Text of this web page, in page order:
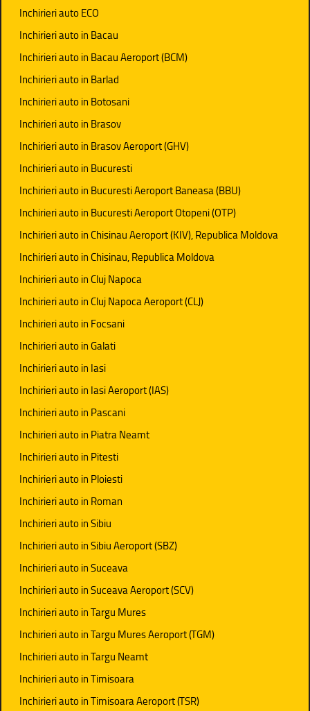
Inchirieri auto ECO
Inchirieri auto in Bacau
Inchirieri auto in Bacau Aeroport (BCM)
Inchirieri auto in Barlad
Inchirieri auto in Botosani
Inchirieri auto in Brasov
Inchirieri auto in Brasov Aeroport (GHV)
Inchirieri auto in Bucuresti
Inchirieri auto in Bucuresti Aeroport Baneasa (BBU)
Inchirieri auto in Bucuresti Aeroport Otopeni (OTP)
Inchirieri auto in Chisinau Aeroport (KIV), Republica Moldova
Inchirieri auto in Chisinau, Republica Moldova
Inchirieri auto in Cluj Napoca
Inchirieri auto in Cluj Napoca Aeroport (CLJ)
Inchirieri auto in Focsani
Inchirieri auto in Galati
Inchirieri auto in Iasi
Inchirieri auto in Iasi Aeroport (IAS)
Inchirieri auto in Pascani
Inchirieri auto in Piatra Neamt
Inchirieri auto in Pitesti
Inchirieri auto in Ploiesti
Inchirieri auto in Roman
Inchirieri auto in Sibiu
Inchirieri auto in Sibiu Aeroport (SBZ)
Inchirieri auto in Suceava
Inchirieri auto in Suceava Aeroport (SCV)
Inchirieri auto in Targu Mures
Inchirieri auto in Targu Mures Aeroport (TGM)
Inchirieri auto in Targu Neamt
Inchirieri auto in Timisoara
Inchirieri auto in Timisoara Aeroport (TSR)